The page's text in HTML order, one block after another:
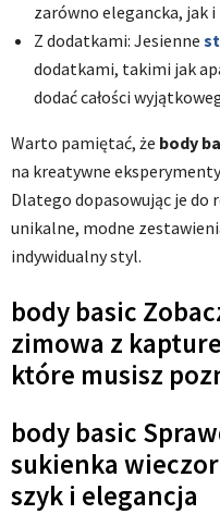
zarówno elegancka, jak
Z dodatkami: Jesienne
dodatkami, takimi jak
dodać całości
Warto pamiętać, że body
na kreatywne
Dlatego dopasowując je
unikalne, modne
indywidualny styl.
body basic
zimowa z
które musisz
body basic
sukienka
szyk i elegancja